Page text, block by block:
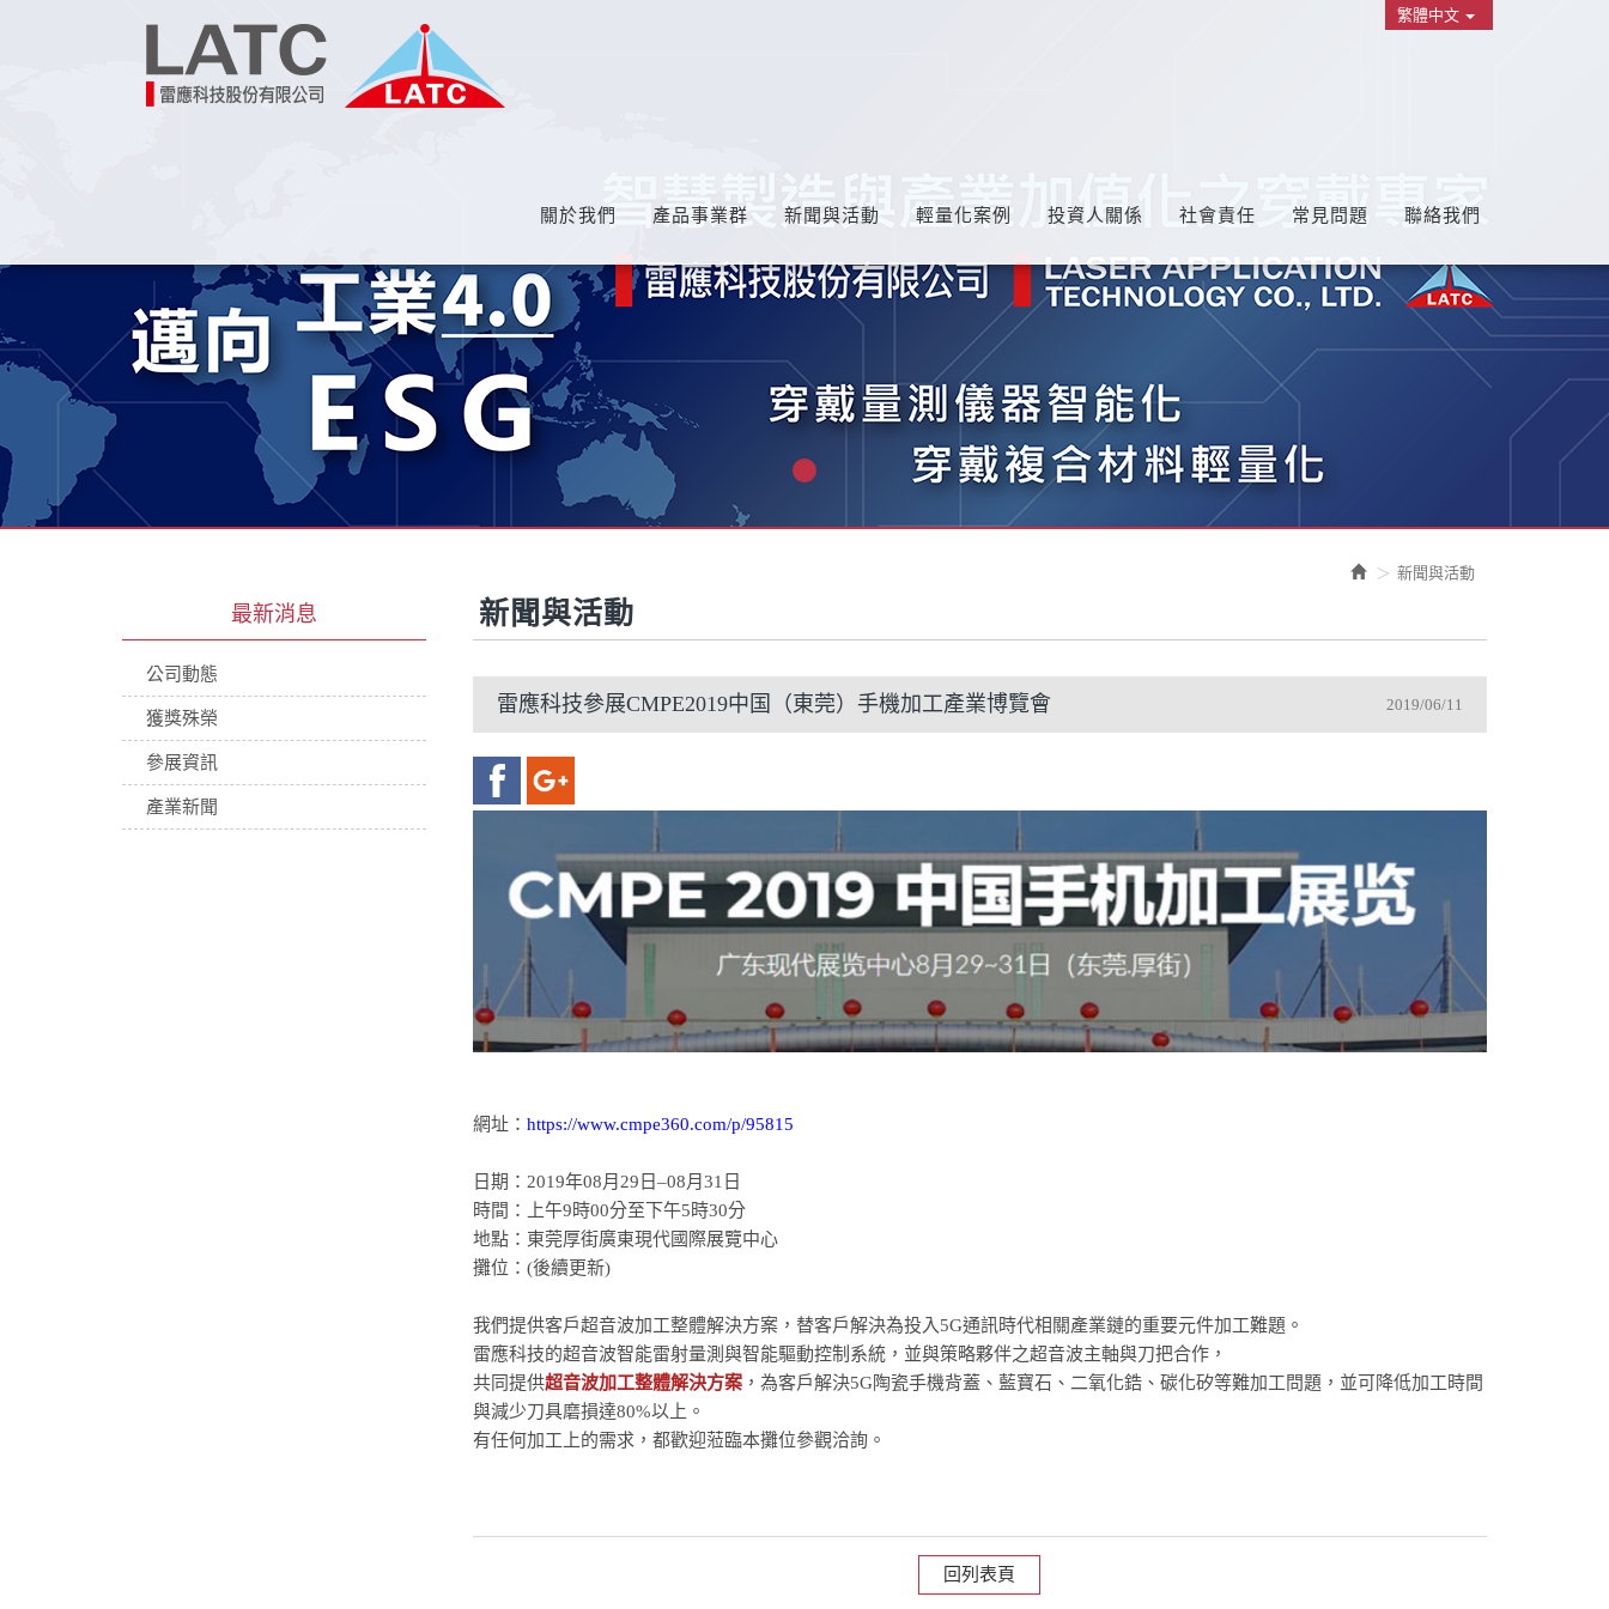
關於我們 產品事業群 新聞與活動 輕量化案例 投資人關係 社會責任 常見問題 聯絡我們
繁體中文
最新消息
公司動態
獲獎殊榮
參展資訊
產業新聞
新聞與活動
新聞與活動
雷應科技參展CMPE2019中国（東莞）手機加工產業博覽會 2019/06/11
網址： https://www.cmpe360.com/p/95815
日期：2019年08月29日–08月31日
時間：上午9時00分至下午5時30分
地點：東莞厚街廣東現代國際展覽中心
攤位：(後續更新)
我們提供客戶超音波加工整體解決方案，替客戶解決為投入5G通訊時代相關產業鏈的重要元件加工難題。
雷應科技的超音波智能雷射量測與智能驅動控制系統，並與策略夥伴之超音波主軸與刀把合作，
共同提供超音波加工整體解決方案，為客戶解決5G陶瓷手機背蓋、藍寶石、二氧化鋯、碳化矽等難加工問題，並可降低加工時間
與減少刀具磨損達80%以上。
有任何加工上的需求，都歡迎蒞臨本攤位參觀洽詢。
回列表頁